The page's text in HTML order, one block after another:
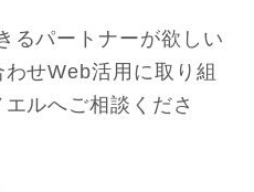
るパートナーが欲しい
せWeb活用に取り組
ルへご相談くださ